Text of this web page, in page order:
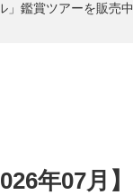
」鑑賞ツアーを販売中
年07月】